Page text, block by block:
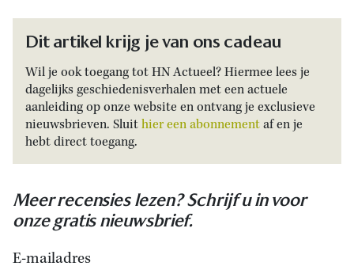
Dit artikel krijg je van ons cadeau
Wil je ook toegang tot HN Actueel? Hiermee lees je
dagelijks geschiedenisverhalen met een actuele
aanleiding op onze website en ontvang je exclusieve
nieuwsbrieven. Sluithier een abonnementaf en je
hebt direct toegang.
Meer recensies lezen? Schrijf u in voor
onze gratis nieuwsbrief.
E-mailadres